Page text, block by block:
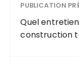
PUBLICATION
Quel
construction